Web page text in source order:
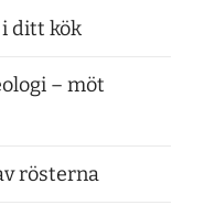
ditt kök
– möt
rösterna